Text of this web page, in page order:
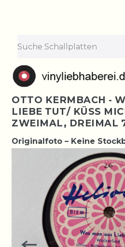
OTTO KERMBACH -
LIEBE TUT/ KÜSS
ZWEIMAL, DREIMAL
Originalfoto – Keine